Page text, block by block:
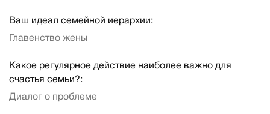
Ваш идеал семейной иерархии:
Главенство жены
Какое регулярное действие наиболее важно для
счастья семьи?:
Диалог о проблеме